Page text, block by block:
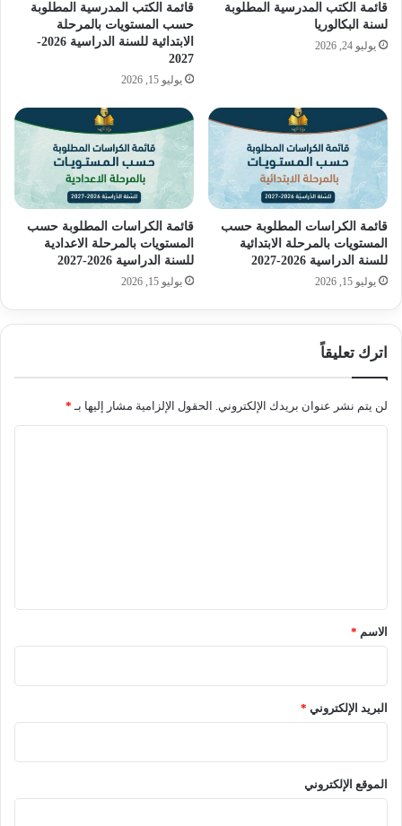
قائمة الكتب المدرسية المطلوبة
لسنة البكالوريا
يوليو 24, 2026
قائمة الكتب المدرسية المطلوبة
حسب المستويات بالمرحلة
الابتدائية للسنة الدراسية 2026-
2027
يوليو 15, 2026
قائمة الكراسات المطلوبة حسب
المستويات بالمرحلة الابتدائية
للسنة الدراسية 2026-2027
يوليو 15, 2026
قائمة الكراسات المطلوبة حسب
المستويات بالمرحلة الاعدادية
للسنة الدراسية 2026-2027
يوليو 15, 2026
اترك تعليقاً
لن يتم نشر عنوان بريدك الإلكتروني. الحقول الإلزامية مشار إليها بـ *
*الاسم *
البريد الإلكتروني *
الموقع الإلكتروني